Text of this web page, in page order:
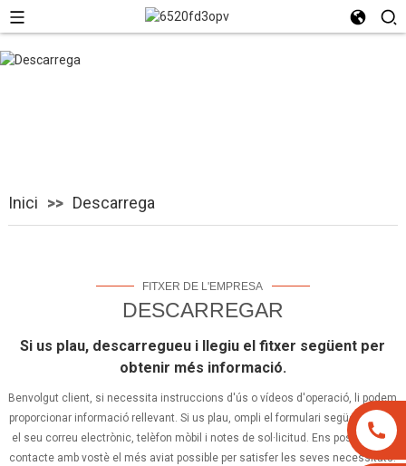
Inici Descarrega
FITXER DE L'EMPRESA
DESCARREGAR
Si us plau, descarregueu i llegiu el fitxer següent per
obtenir més informació.
Benvolgut client, si necessita instruccions d'ús o vídeos d'operació, li podem
proporcionar informació rellevant. Si us plau, ompli el formulari següent i deixi
el seu correu electrònic, telèfon mòbil i notes de sol·licitud. Ens posarem en
contacte amb vostè el més aviat possible per satisfer les seves necessitats.